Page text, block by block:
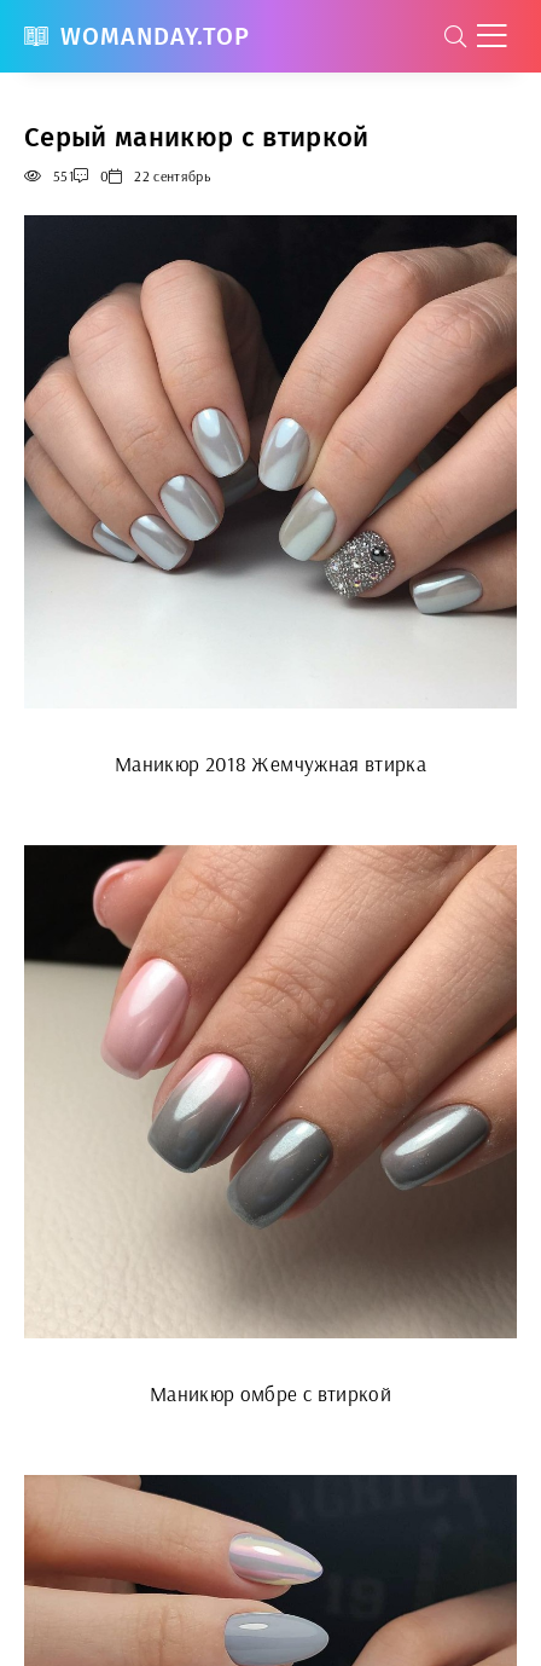
WOMANDAY.TOP
Серый маникюр с втиркой
551 0 22 сентябрь
Маникюр 2018 Жемчужная втирка
Маникюр омбре с втиркой